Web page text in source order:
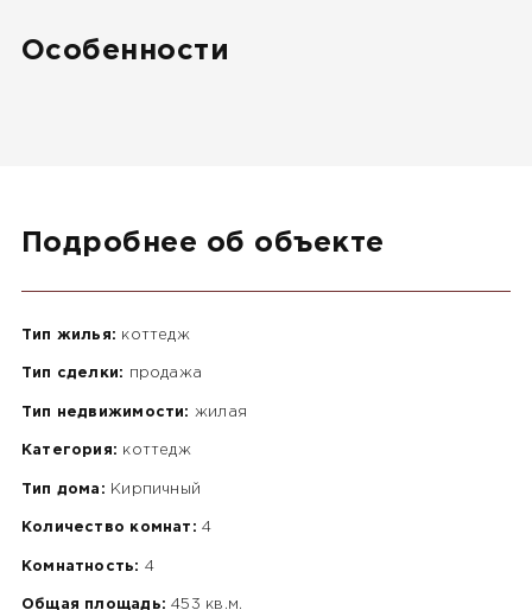
Особенности
Подробнее об объекте
Тип жилья: коттедж
Тип сделки: продажа
Тип недвижимости: жилая
Категория: коттедж
Тип дома: Кирпичный
Количество комнат: 4
Комнатность: 4
Общая площадь: 453 кв.м.